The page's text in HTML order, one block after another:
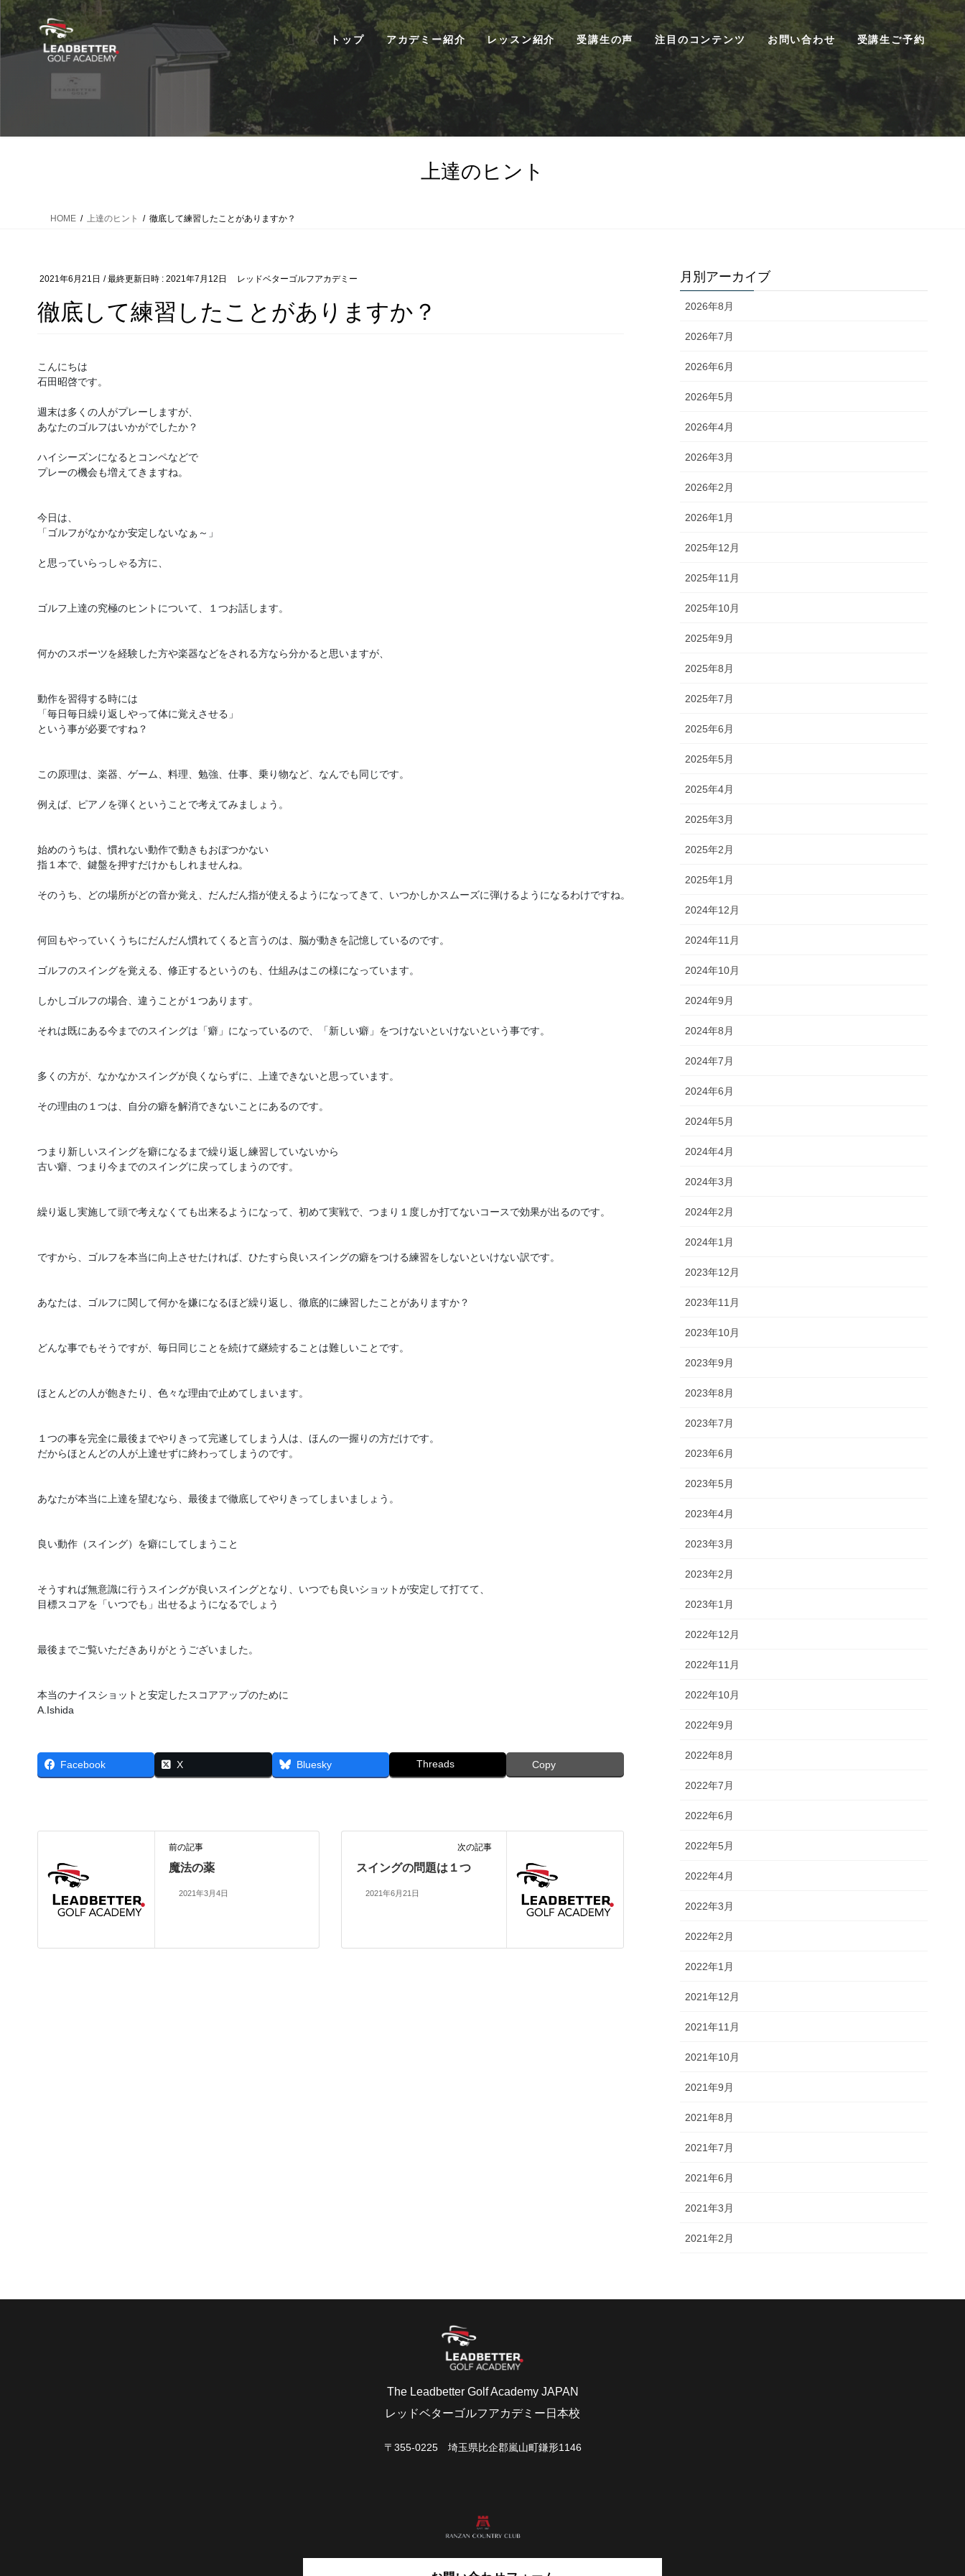
ン
ン
ビ
ー
トップ アカデミー紹介 レッスン紹介 受講生の声 注目のコンテンツ お問い合わせ 受講生ご予約
上達のヒント
HOME 上達のヒント 徹底して練習したことがありますか？
2021年6月21日 / 最終更新日時 : 2021年7月12日 レッドベターゴルフアカデミー
徹底して練習したことがありますか？
こんにちは
石田昭啓です。
週末は多くの人がプレーしますが、
あなたのゴルフはいかがでしたか？
ハイシーズンになるとコンペなどで
プレーの機会も増えてきますね。
今日は、
「ゴルフがなかなか安定しないなぁ～」
と思っていらっしゃる方に、
ゴルフ上達の究極のヒントについて、１つお話します。
何かのスポーツを経験した方や楽器などをされる方なら分かると思いますが、
動作を習得する時には
「毎日毎日繰り返しやって体に覚えさせる」
という事が必要ですね？
この原理は、楽器、ゲーム、料理、勉強、仕事、乗り物など、なんでも同じです。
例えば、ピアノを弾くということで考えてみましょう。
始めのうちは、慣れない動作で動きもおぼつかない
指１本で、鍵盤を押すだけかもしれませんね。
そのうち、どの場所がどの音か覚え、だんだん指が使えるようになってきて、いつかしかスムーズに弾けるようになるわけですね。
何回もやっていくうちにだんだん慣れてくると言うのは、脳が動きを記憶しているのです。
ゴルフのスイングを覚える、修正するというのも、仕組みはこの様になっています。
しかしゴルフの場合、違うことが１つあります。
それは既にある今までのスイングは「癖」になっているので、「新しい癖」をつけないといけないという事です。
多くの方が、なかなかスイングが良くならずに、上達できないと思っています。
その理由の１つは、自分の癖を解消できないことにあるのです。
つまり新しいスイングを癖になるまで繰り返し練習していないから
古い癖、つまり今までのスイングに戻ってしまうのです。
繰り返し実施して頭で考えなくても出来るようになって、初めて実戦で、つまり１度しか打てないコースで効果が出るのです。
ですから、ゴルフを本当に向上させたければ、ひたすら良いスイングの癖をつける練習をしないといけない訳です。
あなたは、ゴルフに関して何かを嫌になるほど繰り返し、徹底的に練習したことがありますか？
どんな事でもそうですが、毎日同じことを続けて継続することは難しいことです。
ほとんどの人が飽きたり、色々な理由で止めてしまいます。
１つの事を完全に最後までやりきって完遂してしまう人は、ほんの一握りの方だけです。
だからほとんどの人が上達せずに終わってしまうのです。
あなたが本当に上達を望むなら、最後まで徹底してやりきってしまいましょう。
良い動作（スイング）を癖にしてしまうこと
そうすれば無意識に行うスイングが良いスイングとなり、いつでも良いショットが安定して打てて、
目標スコアを「いつでも」出せるようになるでしょう
最後までご覧いただきありがとうございました。
本当のナイスショットと安定したスコアアップのために
A.Ishida
Facebook X Bluesky Threads Copy
前の記事
魔法の薬
2021年3月4日
次の記事
スイングの問題は１つ
2021年6月21日
月別アーカイブ
2026年8月
2026年7月
2026年6月
2026年5月
2026年4月
2026年3月
2026年2月
2026年1月
2025年12月
2025年11月
2025年10月
2025年9月
2025年8月
2025年7月
2025年6月
2025年5月
2025年4月
2025年3月
2025年2月
2025年1月
2024年12月
2024年11月
2024年10月
2024年9月
2024年8月
2024年7月
2024年6月
2024年5月
2024年4月
2024年3月
2024年2月
2024年1月
2023年12月
2023年11月
2023年10月
2023年9月
2023年8月
2023年7月
2023年6月
2023年5月
2023年4月
2023年3月
2023年2月
2023年1月
2022年12月
2022年11月
2022年10月
2022年9月
2022年8月
2022年7月
2022年6月
2022年5月
2022年4月
2022年3月
2022年2月
2022年1月
2021年12月
2021年11月
2021年10月
2021年9月
2021年8月
2021年7月
2021年6月
2021年3月
2021年2月
The Leadbetter Golf Academy JAPAN
レッドベターゴルフアカデミー日本校
〒355-0225 埼玉県比企郡嵐山町鎌形1146